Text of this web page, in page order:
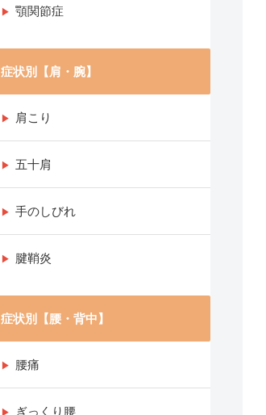
顎関節症
症状別【肩・腕】
肩こり
五十肩
手のしびれ
腱鞘炎
症状別【腰・背中】
腰痛
ぎっくり腰